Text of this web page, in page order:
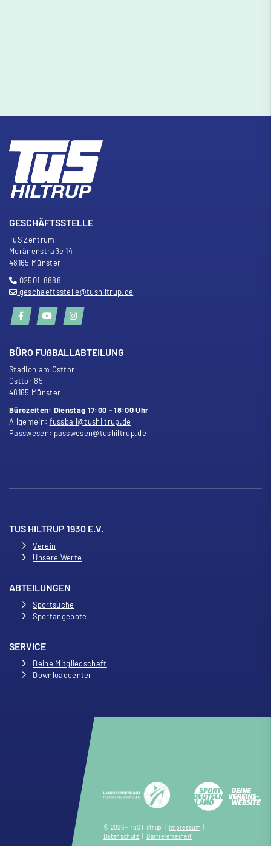
GESCHÄFTSSTELLE
TuS Zentrum
Moränenstraße 14
48165 Münster
02501–8888
geschaeftsstelle@tushiltrup.de
BÜRO FUßBALLABTEILUNG
Stadion am Osttor
Osttor 85
48165 Münster
Bürozeiten: Dienstag 17:00 - 18:00 Uhr
Allgemein: fussball@tushiltrup.de
Passwesen: passwesen@tushiltrup.de
TUS HILTRUP 1930 E.V.
Verein
Unsere Werte
ABTEILUNGEN
Sportsuche
Sportangebote
SERVICE
Deine Mitgliedschaft
Downloadcenter
© 2026 - TuS Hiltrup | Impressum|
Datenschutz
Barrierefreiheit